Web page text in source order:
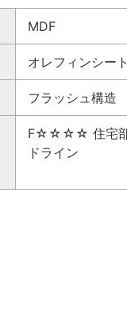
MDF
オレフィンシー
フラッシュ構造
F☆☆☆☆ 住宅部
ドライン